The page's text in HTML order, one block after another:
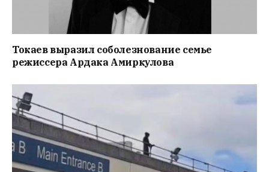
Токаев выразил соболезнование семье
режиссера Ардака Амиркулова